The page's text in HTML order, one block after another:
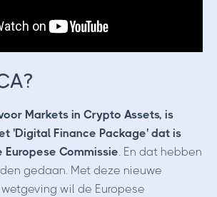
Markets in Crypto Assets, is
'Digital Finance Package' dat is
Commissie. En dat hebben
gedaan. Met deze nieuwe
wil de Europese